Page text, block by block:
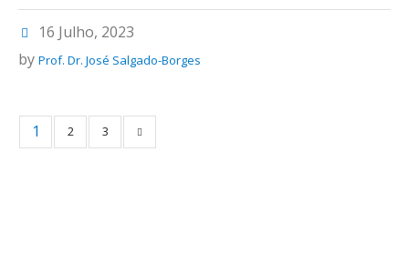
16 Julho, 2023
by Prof. Dr. José Salgado-Borges
1 2 3